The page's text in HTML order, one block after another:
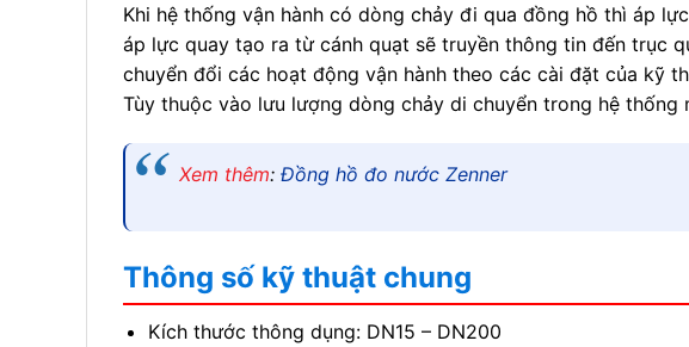
Khi hệ thống vận hành có dòng chảy đi qua đồng hồ thì áp
áp lực quay tạo ra từ cánh quạt sẽ truyền thông tin đến trục
chuyển đổi các hoạt động vận hành theo các cài đặt của kỹ
Tùy thuộc vào lưu lượng dòng chảy di chuyển trong hệ
Xem thêm: Đồng hồ đo nước Zenner
Thông số kỹ thuật chung
Kích thước thông dụng: DN15 – DN200